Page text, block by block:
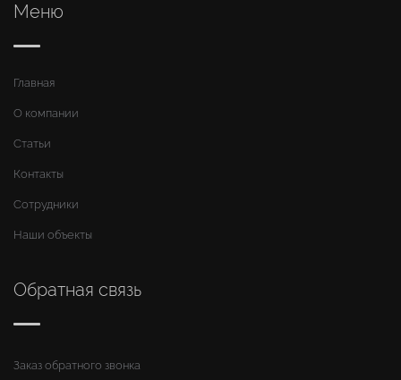
Меню
Главная
О компании
Статьи
Контакты
Сотрудники
Наши объекты
Обратная связь
Заказ обратного звонка